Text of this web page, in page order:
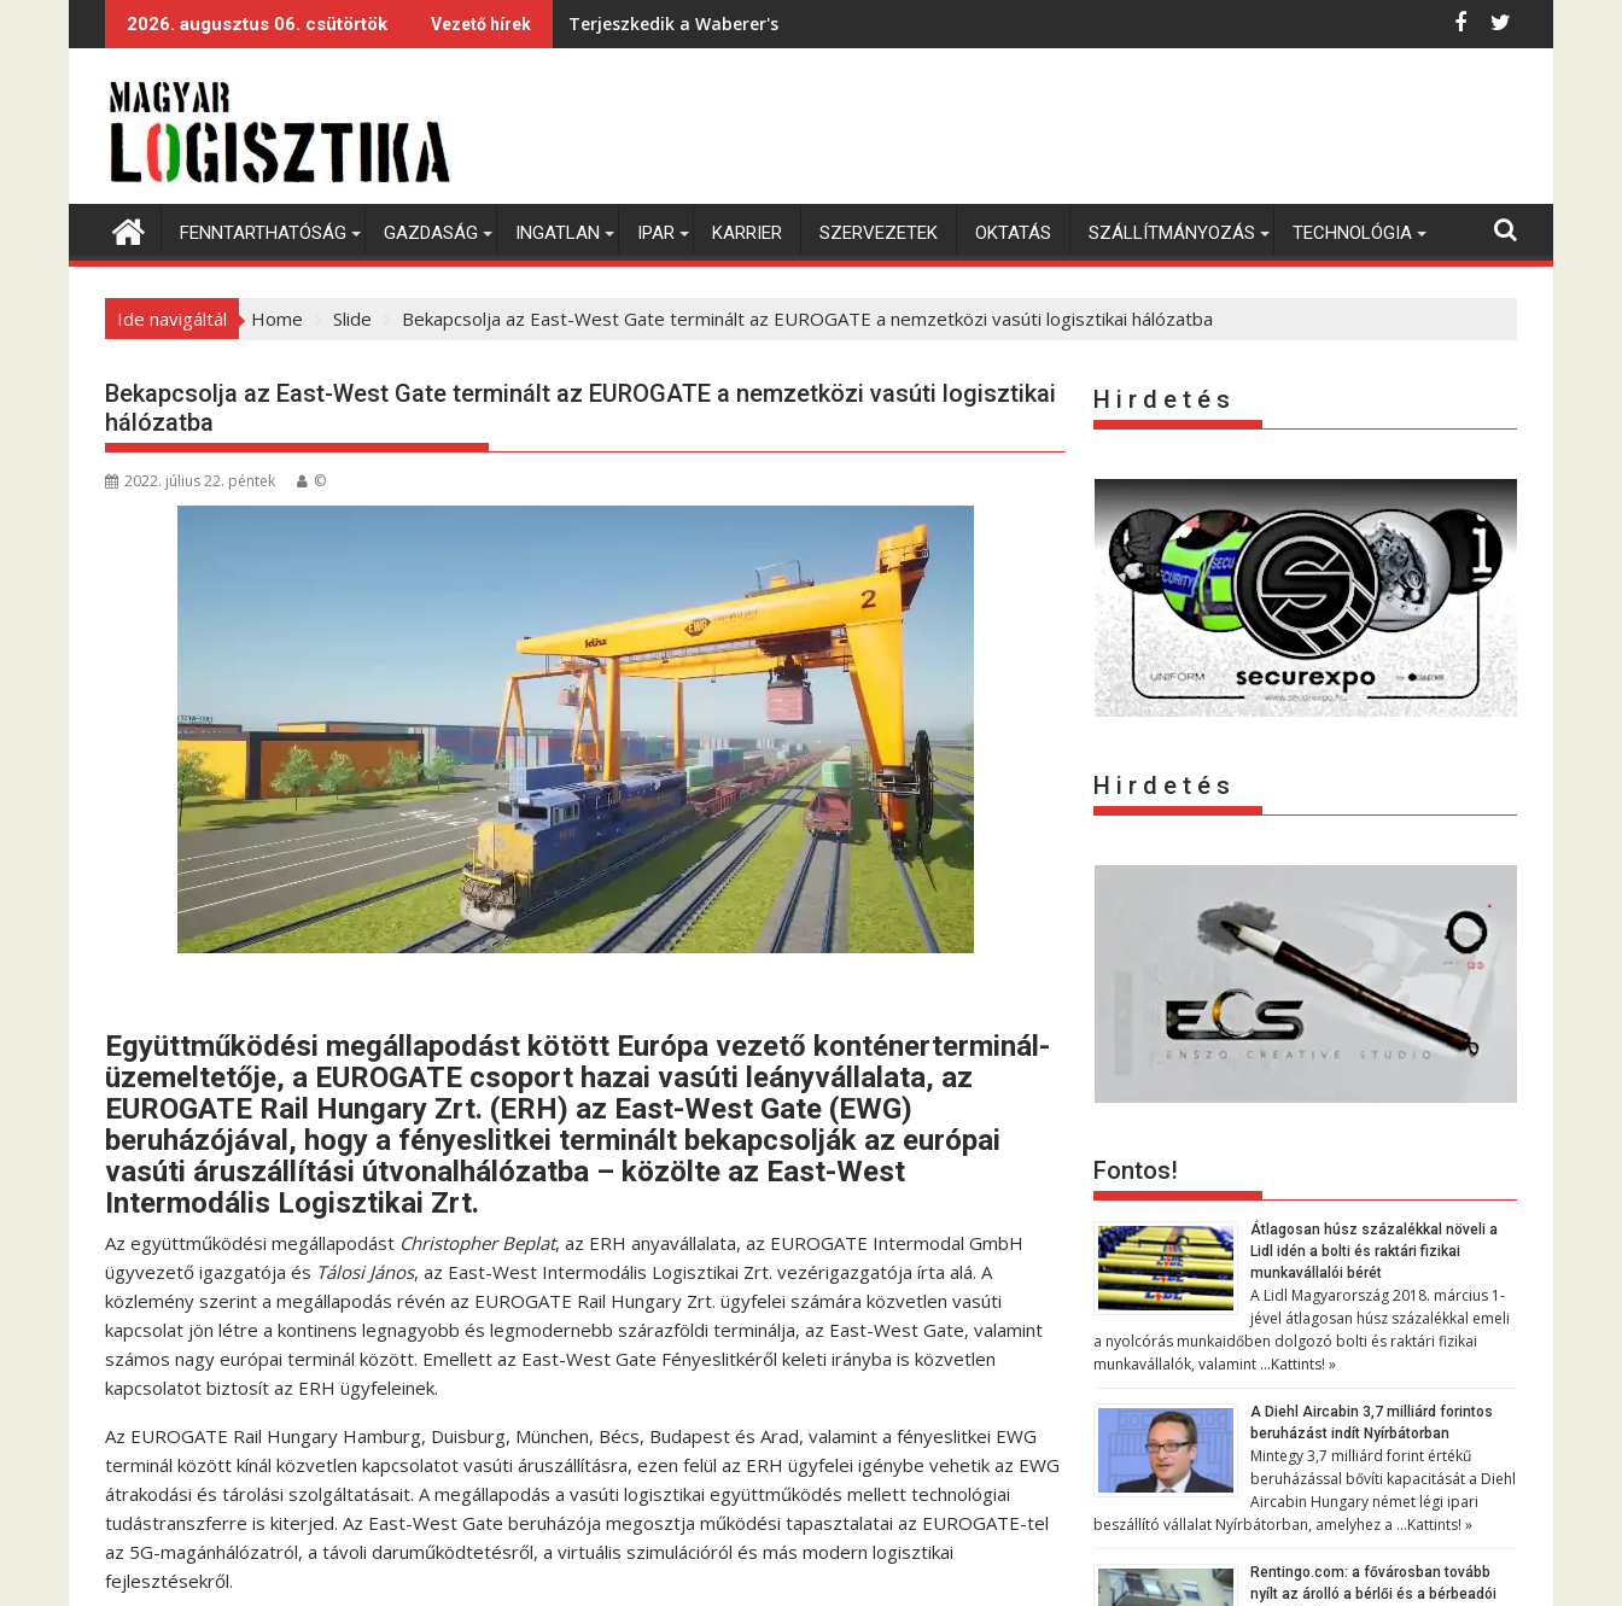
k
2026. augusztus 06. csütörtök Vezető hírek Terjeszkedik a Waberer's
FENNTARTHATÓSÁG GAZDASÁG INGATLAN IPAR KARRIER SZERVEZETEK OKTATÁS SZÁLLÍTMÁNYOZÁS TECHNOLÓGIA
Ide navigáltál Home Slide Bekapcsolja az East-West Gate terminált az EUROGATE a nemzetközi vasúti logisztikai hálózatba
Bekapcsolja az East-West Gate terminált az EUROGATE a nemzetközi vasúti logisztikai
hálózatba
2022. július 22. péntek ©
Együttműködési megállapodást kötött Európa vezető konténerterminál-
üzemeltetője, a EUROGATE csoport hazai vasúti leányvállalata, az
EUROGATE Rail Hungary Zrt. (ERH) az East-West Gate (EWG)
beruházójával, hogy a fényeslitkei terminált bekapcsolják az európai
vasúti áruszállítási útvonalhálózatba – közölte az East-West
Intermodális Logisztikai Zrt.
Az együttműködési megállapodást Christopher Beplat, az ERH anyavállalata, az EUROGATE Intermodal GmbH
ügyvezető igazgatója és Tálosi János, az East-West Intermodális Logisztikai Zrt. vezérigazgatója írta alá. A
közlemény szerint a megállapodás révén az EUROGATE Rail Hungary Zrt. ügyfelei számára közvetlen vasúti
kapcsolat jön létre a kontinens legnagyobb és legmodernebb szárazföldi terminálja, az East-West Gate, valamint
számos nagy európai terminál között. Emellett az East-West Gate Fényeslitkéről keleti irányba is közvetlen
kapcsolatot biztosít az ERH ügyfeleinek.
Az EUROGATE Rail Hungary Hamburg, Duisburg, München, Bécs, Budapest és Arad, valamint a fényeslitkei EWG
terminál között kínál közvetlen kapcsolatot vasúti áruszállításra, ezen felül az ERH ügyfelei igénybe vehetik az EWG
átrakodási és tárolási szolgáltatásait. A megállapodás a vasúti logisztikai együttműködés mellett technológiai
tudástranszferre is kiterjed. Az East-West Gate beruházója megosztja működési tapasztalatai az EUROGATE-tel
az 5G-magánhálózatról, a távoli daruműködtetésről, a virtuális szimulációról és más modern logisztikai
fejlesztésekről.
H i r d e t é s
H i r d e t é s
Fontos!
Átlagosan húsz százalékkal növeli a
Lidl idén a bolti és raktári fizikai
munkavállalói bérét
A Lidl Magyarország 2018. március 1-
jével átlagosan húsz százalékkal emeli
a nyolcórás munkaidőben dolgozó bolti és raktári fizikai
munkavállalók, valamint …Kattints! »
A Diehl Aircabin 3,7 milliárd forintos
beruházást indít Nyírbátorban
Mintegy 3,7 milliárd forint értékű
beruházással bővíti kapacitását a Diehl
Aircabin Hungary német légi ipari
beszállító vállalat Nyírbátorban, amelyhez a …Kattints! »
Rentingo.com: a fővárosban tovább
nyílt az árolló a bérlői és a bérbeadói